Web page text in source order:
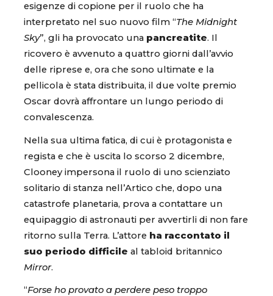
esigenze di copione per il ruolo che ha
interpretato nel suo nuovo film “The Midnight
Sky”, gli ha provocato una pancreatite. Il
ricovero è avvenuto a quattro giorni dall’avvio
delle riprese e, ora che sono ultimate e la
pellicola è stata distribuita, il due volte premio
Oscar dovrà affrontare un lungo periodo di
convalescenza.
Nella sua ultima fatica, di cui è protagonista e
regista e che è uscita lo scorso 2 dicembre,
Clooney impersona il ruolo di uno scienziato
solitario di stanza nell’Artico che, dopo una
catastrofe planetaria, prova a contattare un
equipaggio di astronauti per avvertirli di non fare
ritorno sulla Terra. L’attore ha raccontato il
suo periodo difficile al tabloid britannico
Mirror.
“Forse ho provato a perdere peso troppo